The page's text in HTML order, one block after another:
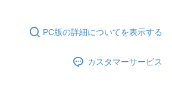
PC版の詳細についてを表示する
カスタマーサービス